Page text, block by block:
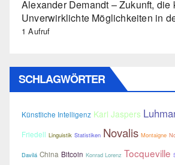
Alexander Demandt – Zukunft, die
Unverwirklichte Möglichkeiten in
1 Aufruf
SCHLAGWÖRTER
Künstliche Intelligenz Karl Jaspers
Friedell Linguistik Statistiken Novalis Montaigne
Davilá China Bitcoin Konrad Lorenz Tocqueville